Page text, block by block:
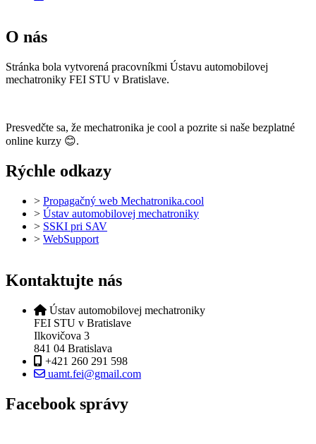
O nás
Stránka bola vytvorená pracovníkmi Ústavu automobilovej
mechatroniky FEI STU v Bratislave.
Presvedčte sa, že mechatronika je cool a pozrite si naše bezplatné
online kurzy 😊.
Rýchle odkazy
> Propagačný web Mechatronika.cool
> Ústav automobilovej mechatroniky
> SSKI pri SAV
> WebSupport
Kontaktujte nás
Ústav automobilovej mechatroniky
FEI STU v Bratislave
Ilkovičova 3
841 04 Bratislava
+421 260 291 598
uamt.fei@gmail.com
Facebook správy